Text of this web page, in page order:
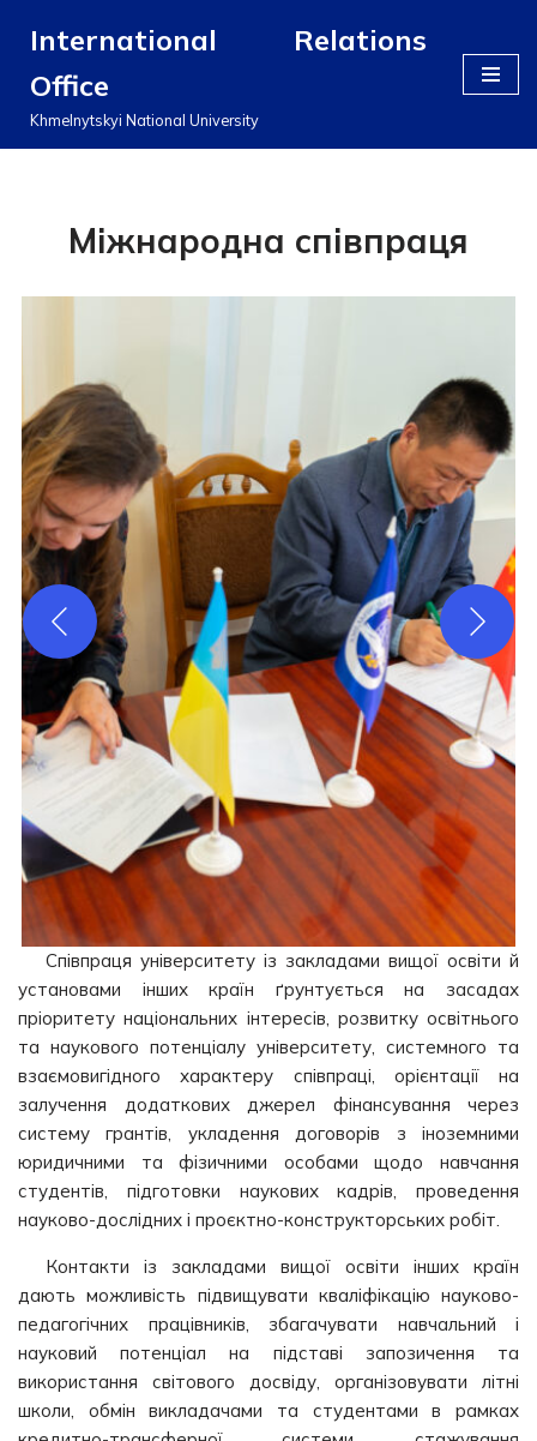
до
вмісту
International Relations
Office
Khmelnytskyi National University
Міжнародна співпраця
Співпраця університету із закладами вищої освіти й
установами інших країн ґрунтується на засадах
пріоритету національних інтересів, розвитку освітнього
та наукового потенціалу університету, системного та
взаємовигідного характеру співпраці, орієнтації на
залучення додаткових джерел фінансування через
систему грантів, укладення договорів з іноземними
юридичними та фізичними особами щодо навчання
студентів, підготовки наукових кадрів, проведення
науково-дослідних і проєктно-конструкторських робіт.
Контакти із закладами вищої освіти інших країн
дають можливість підвищувати кваліфікацію науково-
педагогічних працівників, збагачувати навчальний і
науковий потенціал на підставі запозичення та
використання світового досвіду, організовувати літні
школи, обмін викладачами та студентами в рамках